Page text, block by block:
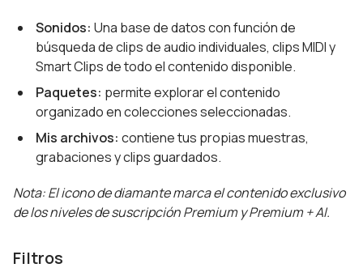
Sonidos: Una base de datos con función de
búsqueda de clips de audio individuales, clips MIDI y
Smart Clips de todo el contenido disponible.
Paquetes: permite explorar el contenido
organizado en colecciones seleccionadas.
Mis archivos: contiene tus propias muestras,
grabaciones y clips guardados.
Nota: El icono de diamante marca el contenido exclusivo
de los niveles de suscripción Premium y Premium + AI.
Filtros